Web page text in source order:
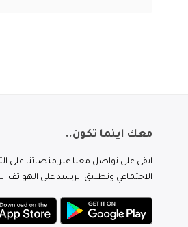
معك اينما تكون..
ابقى على تواصل معنا عبر منصاتنا على
الاجتماعي وتطبيق الرشيد على الهواتف